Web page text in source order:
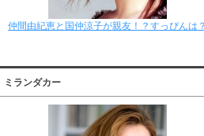
仲間由紀恵と国仲涼子が親友！？すっぴんは？
ミランダカー